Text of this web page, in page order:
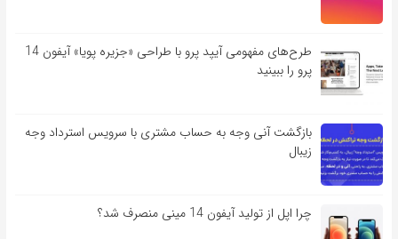
طرح‌های مفهومی آیپد پرو با طراحی «جزیره پویا» آیفون 14
پرو را ببینید
بازگشت آنی وجه به حساب مشتری با سرویس استرداد وجه
زیبال
چرا اپل از تولید آیفون 14 مینی منصرف شد؟